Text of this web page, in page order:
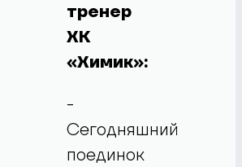
тренер
ХК
«Химик»:
-
Сегодняшний
поединок